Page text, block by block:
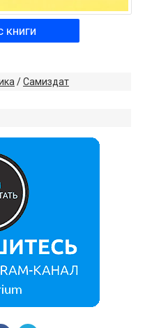
книги
/Самиздат